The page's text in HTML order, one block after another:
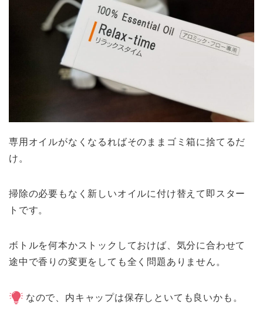
専用オイルがなくなるればそのままゴミ箱に捨てるだ
け。
掃除の必要もなく新しいオイルに付け替えて即スター
トです。
ボトルを何本かストックしておけば、気分に合わせて
途中で香りの変更をしても全く問題ありません。
なので、内キャップは保存しといても良いかも。